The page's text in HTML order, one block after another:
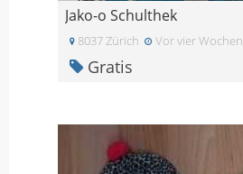
Jako-o Schulthek
8037 Zürich Vor vier Wochen
Gratis